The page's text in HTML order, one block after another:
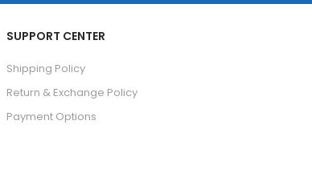
SUPPORT CENTER
Shipping Policy
Return & Exchange Policy
Payment Options